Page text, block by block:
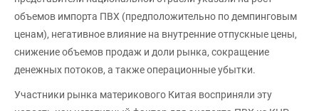
объемов импорта ПВХ (предположительно по демпинговым
ценам), негативное влияние на внутренние отпускные цены,
снижение объемов продаж и доли рынка, сокращение
денежных потоков, а также операционные убытки.
Участники рынка материкового Китая восприняли эту